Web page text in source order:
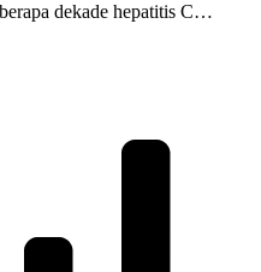
dekade hepatitis C…